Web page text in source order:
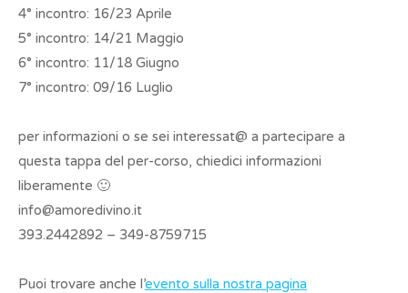
4° incontro: 16/23 Aprile
5° incontro: 14/21 Maggio
6° incontro: 11/18 Giugno
7° incontro: 09/16 Luglio
per informazioni o se sei interessat@ a partecipare a
questa tappa del per-corso, chiedici informazioni
liberamente 🙂
info@amoredivino.it
393.2442892 – 349-8759715
Puoi trovare anche l’evento sulla nostra pagina